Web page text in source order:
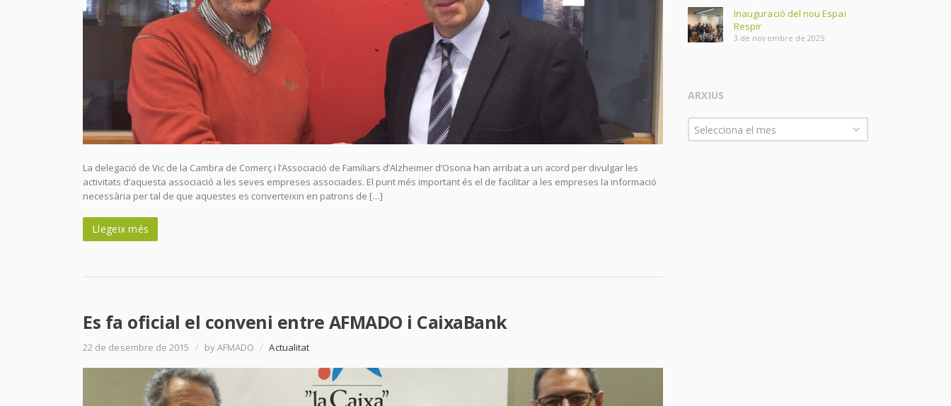
La delegació de Vic de la Cambra de Comerç i l’Associació de Familiars d’Alzheimer d’Osona han arribat a un acord per divulgar les
activitats d’aquesta associació a les seves empreses associades. El punt més important és el de facilitar a les empreses la informació
necessària per tal de que aquestes es converteixin en patrons de […]
Llegeix més
Es fa oficial el conveni entre AFMADO i CaixaBank
22 de desembre de 2015 / by AFMADO / Actualitat
Inauguració del nou Espai
Respir
3 de novembre de 2025
ARXIUS
Arxius
Selecciona el mes